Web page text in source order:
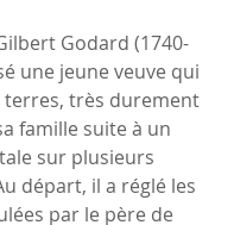
Godard (1740-
une jeune veuve qui
terres, très durement
famille suite à un
sur plusieurs
départ, il a réglé les
par le père de